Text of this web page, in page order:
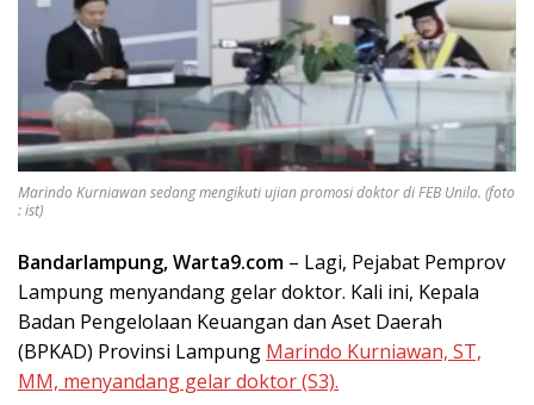
Marindo Kurniawan sedang mengikuti ujian promosi doktor di FEB Unila. (foto
: ist)
Bandarlampung, Warta9.com – Lagi, Pejabat Pemprov
Lampung menyandang gelar doktor. Kali ini, Kepala
Badan Pengelolaan Keuangan dan Aset Daerah
(BPKAD) Provinsi Lampung Marindo Kurniawan, ST,
MM, menyandang gelar doktor (S3).